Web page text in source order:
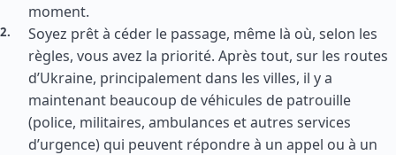
moment.
Soyez prêt à céder le passage, même là où, selon les
règles, vous avez la priorité. Après tout, sur les routes
d’Ukraine, principalement dans les villes, il y a
maintenant beaucoup de véhicules de patrouille
(police, militaires, ambulances et autres services
d’urgence) qui peuvent répondre à un appel ou à un